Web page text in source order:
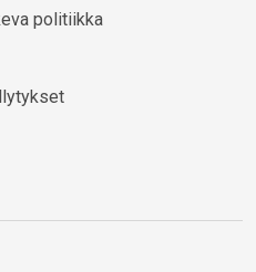
politiikka